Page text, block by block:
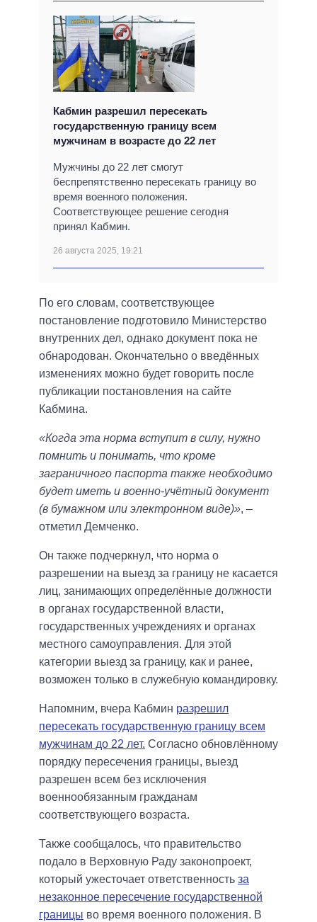
Кабмин разрешил пересекать
государственную границу всем
мужчинам в возрасте до 22 лет
Мужчины до 22 лет смогут
беспрепятственно пересекать границу во
время военного положения.
Соответствующее решение сегодня
принял Кабмин.
26 августа 2025, 19:21
По его словам, соответствующее
постановление подготовило Министерство
внутренних дел, однако документ пока не
обнародован. Окончательно о введённых
изменениях можно будет говорить после
публикации постановления на сайте
Кабмина.
«Когда эта норма вступит в силу, нужно
помнить и понимать, что кроме
заграничного паспорта также необходимо
будет иметь и военно-учётный документ
(в бумажном или электронном виде)», –
отметил Демченко.
Он также подчеркнул, что норма о
разрешении на выезд за границу не касается
лиц, занимающих определённые должности
в органах государственной власти,
государственных учреждениях и органах
местного самоуправления. Для этой
категории выезд за границу, как и ранее,
возможен только в служебную командировку.
Напомним, вчера Кабмин разрешил
пересекать государственную границу всем
мужчинам до 22 лет. Согласно обновлённому
порядку пересечения границы, выезд
разрешен всем без исключения
военнообязанным гражданам
соответствующего возраста.
Также сообщалось, что правительство
подало в Верховную Раду законопроект,
который ужесточает ответственность за
незаконное пересечение государственной
границы во время военного положения. В